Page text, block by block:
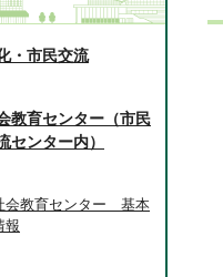
・市民交流
教育センター（市民
センター内）
会教育センター 基本
報